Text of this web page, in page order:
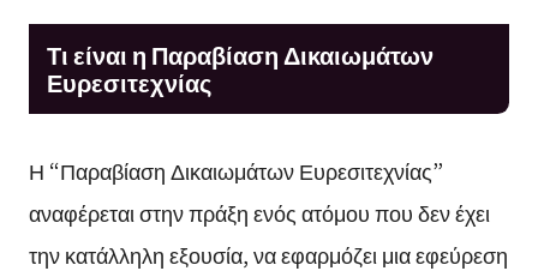
Τι είναι η Παραβίαση Δικαιωμάτων
Ευρεσιτεχνίας
Η “Παραβίαση Δικαιωμάτων Ευρεσιτεχνίας”
αναφέρεται στην πράξη ενός ατόμου που δεν έχει
την κατάλληλη εξουσία, να εφαρμόζει μια εφεύρεση